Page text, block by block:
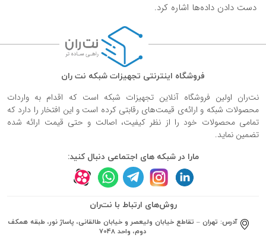
دست دادن داده‌ها اشاره کرد.
فروشگاه اینترنتی تجهیزات شبکه نت ران
نت‌ران اولین فروشگاه آنلاین تجهیزات شبکه است که اقدام به واردات
محصولات شبکه و ارائه‌ی قیمت‌های رقابتی کرده است و این افتخار را دارد که
تمامی محصولات خود را از نظر کیفیت، اصالت و حتی قیمت ارائه شده
تضمین نماید.
مارا در شبکه های اجتماعی دنبال کنید:
روش‌های ارتباط با نت‌ران
آدرس: تهران – تقاطع خیابان ولیعصر و خیابان طالقانی، پاساژ نور، طبقه همکف
دوم، واحد 7048